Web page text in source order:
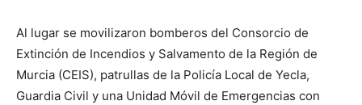
Al lugar se movilizaron bomberos del Consorcio de
Extinción de Incendios y Salvamento de la Región de
Murcia (CEIS), patrullas de la Policía Local de Yecla,
Guardia Civil y una Unidad Móvil de Emergencias con